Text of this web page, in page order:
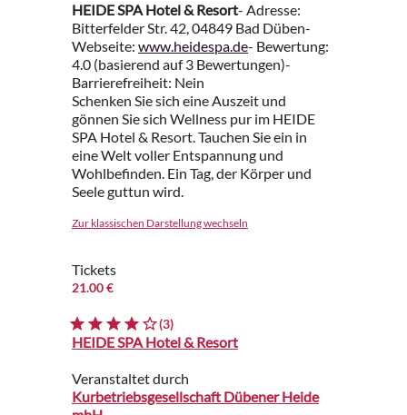
HEIDE SPA Hotel & Resort- Adresse:
Bitterfelder Str. 42, 04849 Bad Düben-
Webseite: www.heidespa.de- Bewertung:
4.0 (basierend auf 3 Bewertungen)-
Barrierefreiheit: Nein
Schenken Sie sich eine Auszeit und
gönnen Sie sich Wellness pur im HEIDE
SPA Hotel & Resort. Tauchen Sie ein in
eine Welt voller Entspannung und
Wohlbefinden. Ein Tag, der Körper und
Seele guttun wird.
Zur klassischen Darstellung wechseln
Tickets
21.00 €
(3)
HEIDE SPA Hotel & Resort
Veranstaltet durch
Kurbetriebsgesellschaft Dübener Heide